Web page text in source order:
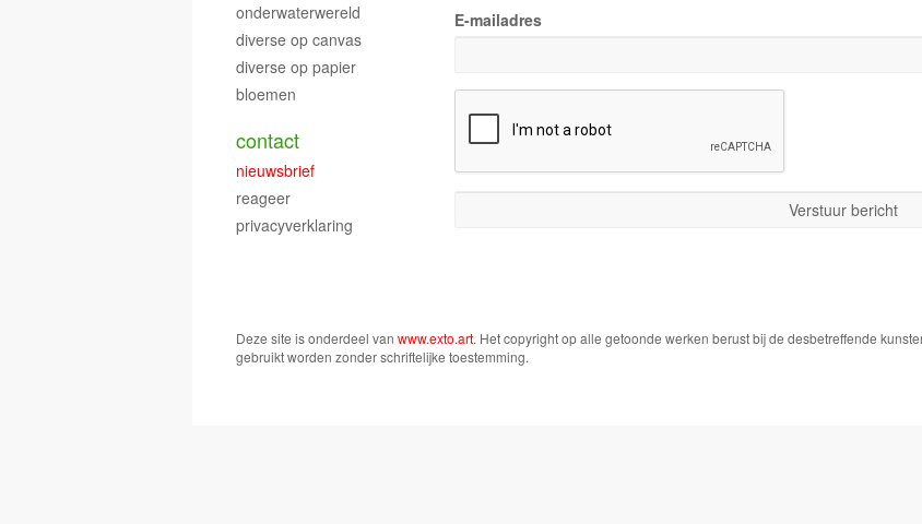
E-mailadres
onderwaterwereld
diverse op canvas
diverse op papier
bloemen
contact
nieuwsbrief
reageer
privacyverklaring
Deze site is onderdeel van www.exto.art. Het copyright op alle getoonde werken berust bij de desbetreffende
gebruikt worden zonder schriftelijke toestemming.